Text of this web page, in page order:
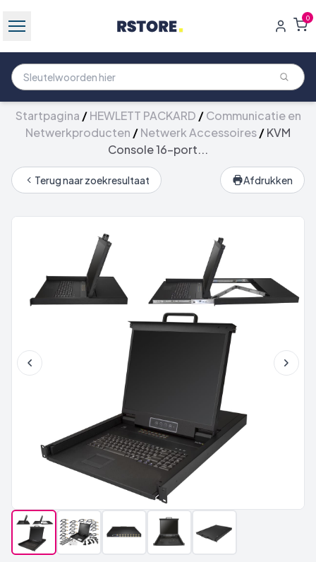
0
Startpagina /HEWLETT PACKARD /Communicatie en
Netwerkproducten /Netwerk Accessoires/KVM
Console 16-port...
Terug naar zoekresultaat Afdrukken